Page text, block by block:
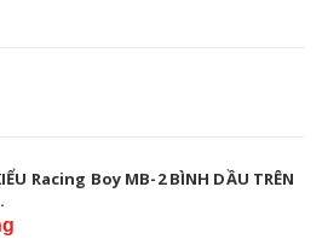
Racing Boy MB-2 BÌNH DẦU TRÊN